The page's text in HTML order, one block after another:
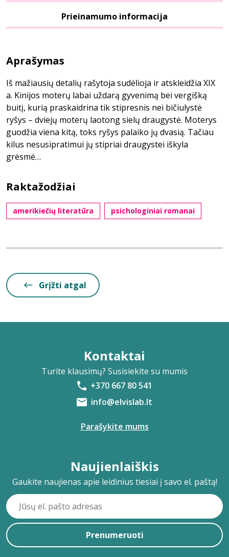
Prieinamumo informacija
Aprašymas
Iš mažiausių detalių rašytoja sudėlioja ir atskleidžia XIX
a. Kinijos moterų labai uždarą gyvenimą bei vergišką
buitį, kurią praskaidrina tik stipresnis nei bičiulystė
ryšys – dviejų moterų laotong sielų draugystė. Moterys
guodžia viena kitą, toks ryšys palaiko jų dvasią. Tačiau
kilus nesusipratimui jų stipriai draugystei iškyla
grėsmė…
Raktažodžiai
amerikiečių literatūra psichologiniai romanai
Grįžti atgal
Kontaktai
Turite klausimų? Susisiekite su mumis
+370 667 80 541
info@elvislab.lt
Parašykite mums
Naujienlaiškis
Gaukite naujienas apie leidinius tiesiai į savo el. paštą!
Prenumeruoti